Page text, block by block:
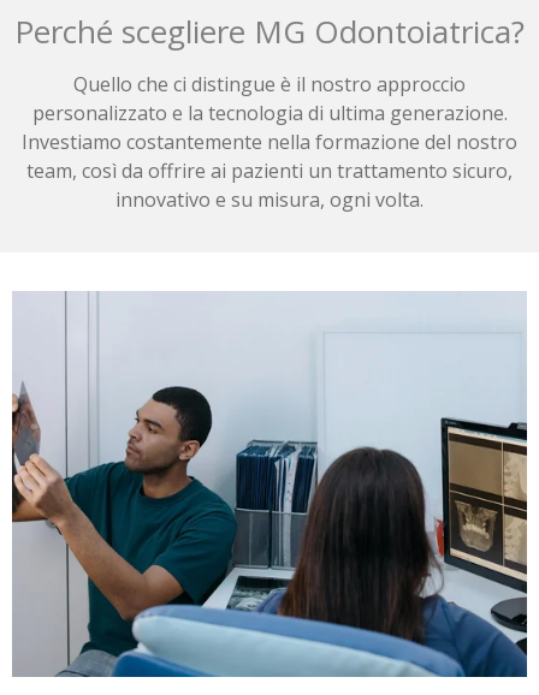
Perché scegliere MG Odontoiatrica?
Quello che ci distingue è il nostro approccio
personalizzato e la tecnologia di ultima generazione.
Investiamo costantemente nella formazione del nostro
team, così da offrire ai pazienti un trattamento sicuro,
innovativo e su misura, ogni volta.